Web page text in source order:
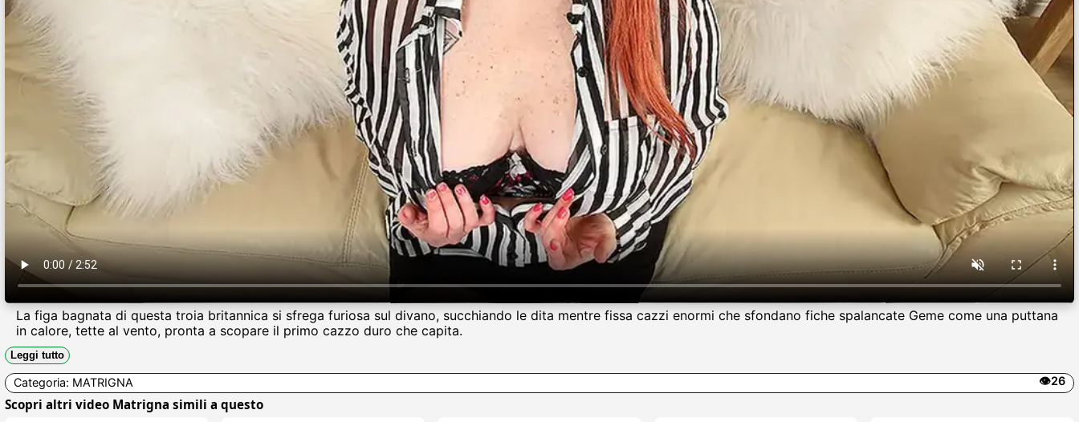
La figa bagnata di questa troia britannica si sfrega furiosa sul divano, succhiando le dita mentre fissa cazzi enormi che sfondano fiche spalancate Geme come una puttana
in calore, tette al vento, pronta a scopare il primo cazzo duro che capita.
Leggi tutto
Categoria: MATRIGNA 👁️26
Scopri altri video Matrigna simili a questo